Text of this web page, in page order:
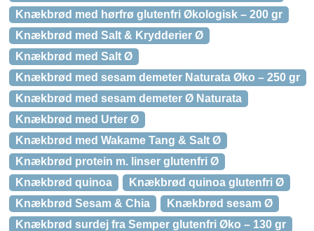
Knækbrød med hørfrø glutenfri Økologisk – 200 gr
Knækbrød med Salt & Krydderier Ø
Knækbrød med Salt Ø
Knækbrød med sesam demeter Naturata Øko – 250 gr
Knækbrød med sesam demeter Ø Naturata
Knækbrød med Urter Ø
Knækbrød med Wakame Tang & Salt Ø
Knækbrød protein m. linser glutenfri Ø
Knækbrød quinoa
Knækbrød quinoa glutenfri Ø
Knækbrød Sesam & Chia
Knækbrød sesam Ø
Knækbrød surdej fra Semper glutenfri Øko – 130 gr